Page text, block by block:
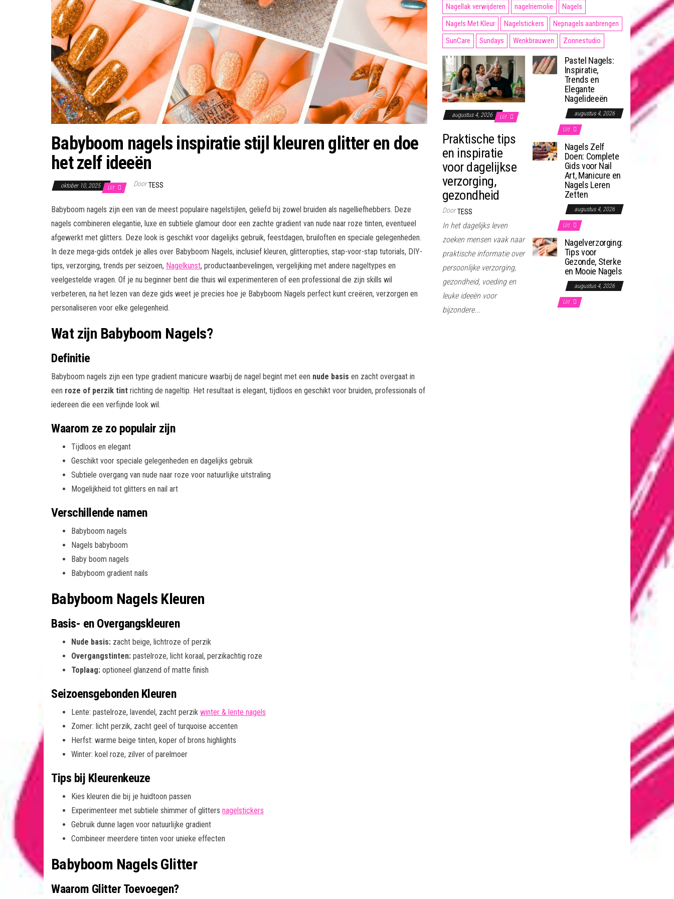
Babyboom nagels inspiratie stijl kleuren glitter en doe
het zelf ideeën
oktober 10, 2025 Uit Door TESS
Babyboom nagels zijn een van de meest populaire nagelstijlen, geliefd bij zowel bruiden als nagelliefhebbers. Deze
nagels combineren elegantie, luxe en subtiele glamour door een zachte gradient van nude naar roze tinten, eventueel
afgewerkt met glitters. Deze look is geschikt voor dagelijks gebruik, feestdagen, bruiloften en speciale gelegenheden.
In deze mega-gids ontdek je alles over Babyboom Nagels, inclusief kleuren, glitteropties, stap-voor-stap tutorials, DIY-
tips, verzorging, trends per seizoen, Nagelkunst, productaanbevelingen, vergelijking met andere nageltypes en
veelgestelde vragen. Of je nu beginner bent die thuis wil experimenteren of een professional die zijn skills wil
verbeteren, na het lezen van deze gids weet je precies hoe je Babyboom Nagels perfect kunt creëren, verzorgen en
personaliseren voor elke gelegenheid.
Wat zijn Babyboom Nagels?
Definitie
Babyboom nagels zijn een type gradient manicure waarbij de nagel begint met een nude basis en zacht overgaat in
een roze of perzik tint richting de nageltip. Het resultaat is elegant, tijdloos en geschikt voor bruiden, professionals of
iedereen die een verfijnde look wil.
Waarom ze zo populair zijn
Tijdloos en elegant
Geschikt voor speciale gelegenheden en dagelijks gebruik
Subtiele overgang van nude naar roze voor natuurlijke uitstraling
Mogelijkheid tot glitters en nail art
Verschillende namen
Babyboom nagels
Nagels babyboom
Baby boom nagels
Babyboom gradient nails
Babyboom Nagels Kleuren
Basis- en Overgangskleuren
Nude basis: zacht beige, lichtroze of perzik
Overgangstinten: pastelroze, licht koraal, perzikachtig roze
Toplaag: optioneel glanzend of matte finish
Seizoensgebonden Kleuren
Lente: pastelroze, lavendel, zacht perzik winter & lente nagels
Zomer: licht perzik, zacht geel of turquoise accenten
Herfst: warme beige tinten, koper of brons highlights
Winter: koel roze, zilver of parelmoer
Tips bij Kleurenkeuze
Kies kleuren die bij je huidtoon passen
Experimenteer met subtiele shimmer of glitters nagelstickers
Gebruik dunne lagen voor natuurlijke gradient
Combineer meerdere tinten voor unieke effecten
Babyboom Nagels Glitter
Waarom Glitter Toevoegen?
Nagellak verwijderen
nagelriemolie
Nagels
Nagels Met Kleur
Nagelstickers
Nepnagels aanbrengen
SunCare
Sundays Wenkbrauwen Zonnestudio
augustus 4, 2026 Uit
Praktische tips
en inspiratie
voor dagelijkse
verzorging,
gezondheid
Door TESS
In het dagelijks leven
zoeken mensen vaak naar
praktische informatie over
persoonlijke verzorging,
gezondheid, voeding en
leuke ideeën voor
bijzondere...
Pastel Nagels:
Inspiratie,
Trends en
Elegante
Nagelideeën
augustus 4, 2026
Uit
Nagels Zelf
Doen: Complete
Gids voor Nail
Art, Manicure en
Nagels Leren
Zetten
augustus 4, 2026
Uit
Nagelverzorging:
Tips voor
Gezonde, Sterke
en Mooie Nagels
augustus 4, 2026
Uit